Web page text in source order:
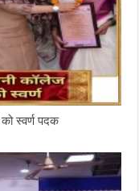
को स्वर्ण पदक